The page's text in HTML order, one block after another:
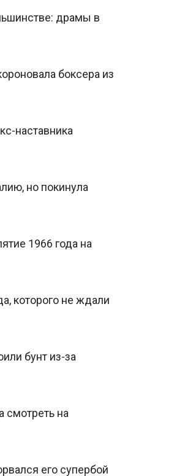
драмы в
боксера из
наставника
но покинула
1966 года на
которого не ждали
бунт из-за
смотреть на
его супербой